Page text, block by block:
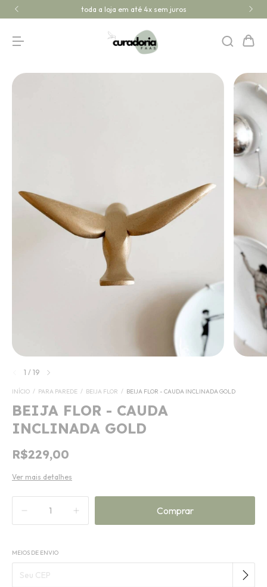
toda a loja em até 4x sem juros
1 / 19
INÍCIO / PARA PAREDE / BEIJA FLOR / BEIJA FLOR - CAUDA INCLINADA GOLD
BEIJA FLOR - CAUDA
INCLINADA GOLD
R$229,00
Ver mais detalhes
Entregas para o CEP:
MEIOS DE ENVIO